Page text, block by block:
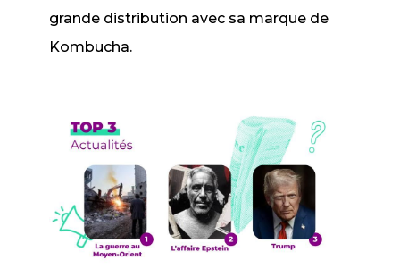
grande distribution avec sa marque de
Kombucha.